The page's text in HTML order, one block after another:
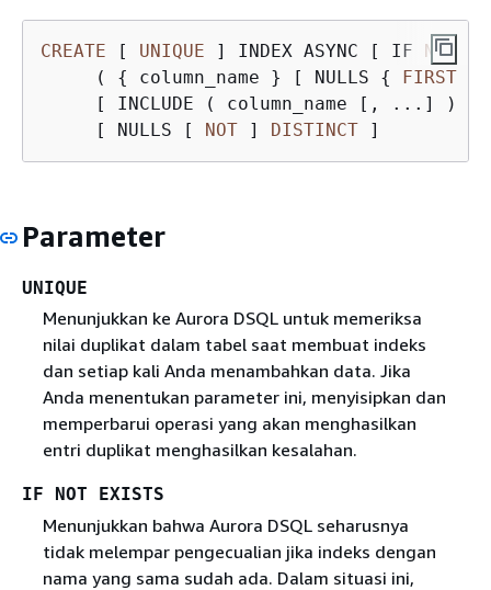
CREATE [ UNIQUE ] INDEX ASYNC [ IF NOT
     (
{ column_name } [ NULLS { FIRST
     [ INCLUDE ( column_name [, ...] ) ]
     [ NULLS [
NOT ] DISTINCT ]
Parameter
UNIQUE
Menunjukkan ke Aurora DSQL untuk memeriksa
nilai duplikat dalam tabel saat membuat indeks
dan setiap kali Anda menambahkan data. Jika
Anda menentukan parameter ini, menyisipkan dan
memperbarui operasi yang akan menghasilkan
entri duplikat menghasilkan kesalahan.
IF NOT EXISTS
Menunjukkan bahwa Aurora DSQL seharusnya
tidak melempar pengecualian jika indeks dengan
nama yang sama sudah ada. Dalam situasi ini,